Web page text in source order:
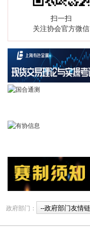
扫一扫
关注协会官方微信
政府部门：